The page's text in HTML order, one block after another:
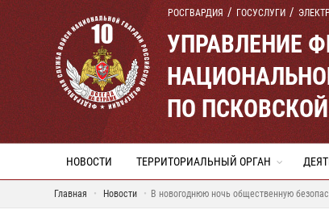
РОСГВАРДИЯ ГОСУСЛУГИ
УПРАВЛЕНИЕ
ПО
НОВОСТИ ТЕРРИТОРИАЛЬНЫЙ ОРГАН
Главная Новости В новогоднюю ночь общественную